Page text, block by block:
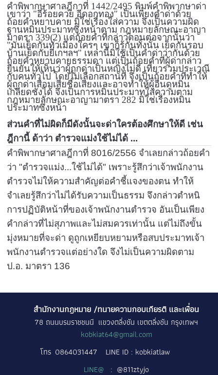
คำพิพากษาศาลฎีกาที่ 1442/2495พิมพ์คำพิพากษาด่า
เขาว่า "อีร้อยควย อีดอกทอง" เป็นเพียงคำด่าด้วย
ถ้อยคำหยาบคาย มิใช่เรื่องใส่ความ จึงเป็นความผิด
ฐานหมิ่นประมาทซึ่งหน้าตาม กฎหมายลักษณะอาญา
มาตรา 339(2) แต่ถ้อยคำที่กล่าวตอนต่อจากนั้นว่า
"มันเย็ดกันทั่วเมืองใครๆ เขาก็รู้กันทั้งนั้น เย็ดกันรอบ
บ้านเย็ดกับยี่เกฯลฯ" เหล่านี้มิใช่เป็นคำด่าว่ากันด้วย
ถ้อยคำหยาบคายธรรมดา แต่เป็นถ้อยคำที่ผู้ด่ากล่าว
ยืนยันให้เห็นว่าผู้ถูกด่าเป็นหญิงไม่ดี เที่ยวร่วมประเวณี
กับคนทั่วไป โดยไม่เลือกสถานที่ จึงเป็นถ้อยคำที่ทำให้
ผู้ถูกด่าเสื่อมเสียชื่อเสียงและอาจทำให้ผู้อื่นดูหมิ่น
เกลียดชังได้ จึงเป็นการหมิ่นประมาทใส่ความตาม
กฎหมายลักษณะอาญามาตรา 282 มิใช่เรื่องหมิ่น
ประมาทซึ่งหน้า
ส่วนคำที่ไม่ผิดก็มีดังนั้นจะด่าใครต้องศึกษาให้ดี เช่น
ฎีกานี้ ด้าว่า ตำรวจแม่งใช้ไม่ได้ ...
คำพิพากษาศาลฎีกาที่8016/2556 จำเลยกล่าวถ้อยคำ
ว่า "ตำรวจแม่ง...ใช้ไม่ได้" เพราะรู้สึกว่าเจ้าพนักงาน
ตำรวจไม่ให้ความสำคัญต่อคำชี้แจงของตน ทำให้
จำเลยรู้สึกว่าไม่ได้รับความเป็นธรรม จึงกล่าวตำหนิ
การปฏิบัติหน้าที่ของเจ้าพนักงานตำรวจ อันเป็นเพียง
คำกล่าวที่ไม่สุภาพและไม่สมควรเท่านั้น แต่ไม่ถึงขั้น
มุ่งหมายที่จะด่า ดูถูกเหยียบหยามหรือสบประมาทเจ้า
พนักงานตำรวจแต่อย่างใด จึงไม่เป็นความผิดตาม
ป.อ. มาตรา 136
สำนักงานกฎหมาย /ทนายความกอบเกียรติ และเพื่อน
78 ถนนบรมราชชนนี แขวงตลิ่งชัน เขตตลิ่งชัน กรุงเทพฯ
kobkiat64@gmail.com
โทร 0864031447
LINE ID : kobkiatlaw
LINE@ : @811ztyjo